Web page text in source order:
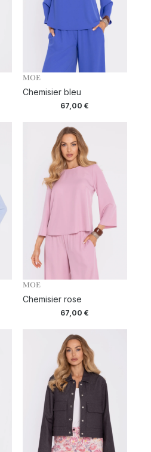
MOE
Chemisier bleu
67,00€
MOE
Chemisier rose
67,00€